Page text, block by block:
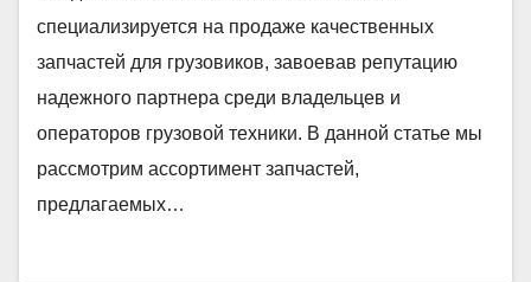
специализируется на продаже качественных
запчастей для грузовиков, завоевав репутацию
надежного партнера среди владельцев и
операторов грузовой техники. В данной статье мы
рассмотрим ассортимент запчастей,
предлагаемых…